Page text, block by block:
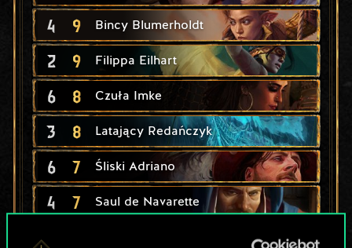
4 9 Bincy Blumerholdt
2 9 Filippa Eilhart
6 8 Czuła Imke
3 8 Latający Redańczyk
6 7 Śliski Adriano
4 7 Saul de Navarette